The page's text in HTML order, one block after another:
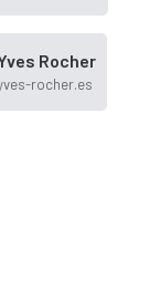
Rocher
rocher.es